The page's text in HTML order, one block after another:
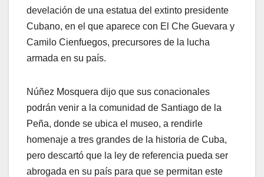
develación de una estatua del extinto presidente
Cubano, en el que aparece con El Che Guevara y
Camilo Cienfuegos, precursores de la lucha
armada en su país.
Núñez Mosquera dijo que sus conacionales
podrán venir a la comunidad de Santiago de la
Peña, donde se ubica el museo, a rendirle
homenaje a tres grandes de la historia de Cuba,
pero descartó que la ley de referencia pueda ser
abrogada en su país para que se permitan este